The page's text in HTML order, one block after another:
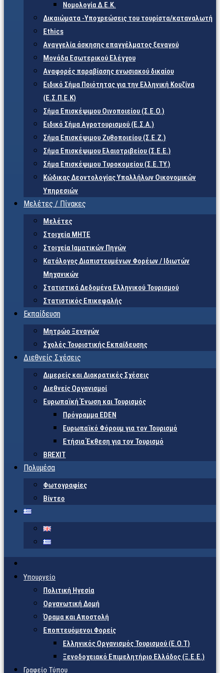
Νομολογία Δ.Ε.Κ.
Δικαιώματα -Υποχρεώσεις του τουρίστα/καταναλωτή
Ethics
Αναγγελία άσκησης επαγγέλματος ξεναγού
Μονάδα Εσωτερικού Ελέγχου
Αναφορές παραβίασης ενωσιακού δικαίου
Ειδικό Σήμα Ποιότητας για την Ελληνική Κουζίνα
(Ε.Σ.Π.Ε.Κ)
Σήμα Επισκέψιμου Οινοποιείου (Σ.Ε.Ο.)
Ειδικό Σήμα Αγροτουρισμού (Ε.Σ.Α.)
Σήμα Επισκέψιμου Ζυθοποιείου (Σ.Ε.Ζ.)
Σήμα Επισκέψιμου Ελαιοτριβείου (Σ.Ε.Ε.)
Σήμα Επισκέψιμου Τυροκομείου (Σ.Ε.TY.)
Κώδικας Δεοντολογίας Υπαλλήλων Οικονομικών
Υπηρεσιών
Μελέτες / Πίνακες
Μελέτες
Στοιχεία ΜΗΤΕ
Στοιχεία Ιαματικών Πηγών
Κατάλογος Διαπιστευμένων Φορέων / Ιδιωτών
Μηχανικών
Στατιστικά Δεδομένα Ελληνικού Τουρισμού
Στατιστικός Επικεφαλής
Εκπαίδευση
Μητρώο Ξεναγών
Σχολές Τουριστικής Εκπαίδευσης
Διεθνείς Σχέσεις
Διμερείς και Διακρατικές Σχέσεις
Διεθνείς Οργανισμοί
Ευρωπαϊκή Ένωση και Τουρισμός
Πρόγραμμα EDEN
Ευρωπαϊκό Φόρουμ για τον Τουρισμό
Ετήσια Έκθεση για τον Τουρισμό
BREXIT
Πολυμέσα
Φωτογραφίες
Βίντεο
Υπουργείο
Πολιτική Ηγεσία
Οργανωτική Δομή
Όραμα και Αποστολή
Εποπτευόμενοι Φορείς
Eλληνικός Οργανισμός Τουρισμού (Ε.Ο.Τ)
Ξενοδοχειακό Επιμελητήριο Ελλάδος (Ξ.Ε.Ε.)
Γραφείο Τύπου